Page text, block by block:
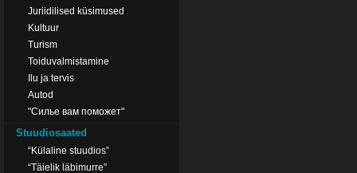
Juriidilised küsimused
Kultuur
Turism
Toiduvalmistamine
Ilu ja tervis
Autod
"Силье вам поможет"
Stuudiosaated
“Külaline stuudios”
“Täielik läbimurre”